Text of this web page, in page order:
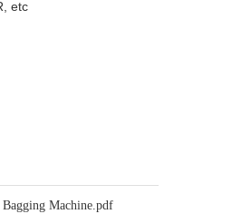
etc
Machine.pdf